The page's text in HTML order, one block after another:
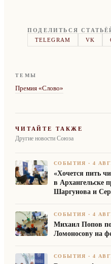
ПОДЕЛИТЬСЯ
TELEGRAM
VK
ТЕМЫ
Премия «Слово»
ЧИТАЙТЕ ТАКЖЕ
Другие новости Союза
СОБЫТИЯ ·4
«Хочется пить
в Архангельске
Шаргунова и
СОБЫТИЯ ·4
Михаил Попов
Ломоносову на
СОБЫТИЯ ·4